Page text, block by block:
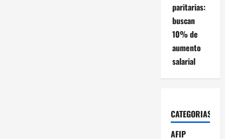
paritarias:
buscan
10% de
aumento
salarial
CATEGORIAS
AFIP